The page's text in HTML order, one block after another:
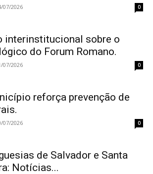
07/2026 0
interinstitucional sobre o
do Forum Romano.
07/2026 0
reforça prevenção de
07/2026 0
de Salvador e Santa
Notícias...